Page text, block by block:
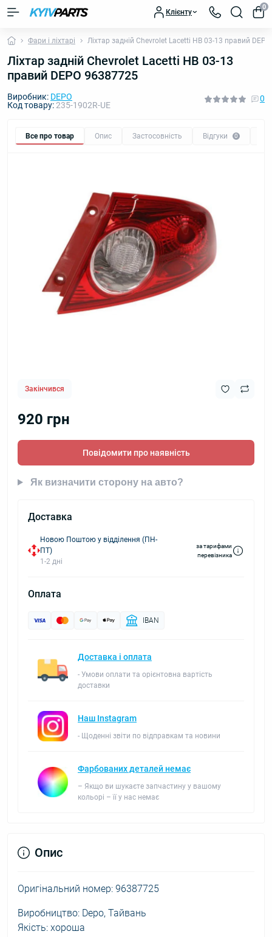
Клієнту
0
Фари і ліхтарі Ліхтар задній Chevrolet Lacetti HB 03-13 правий
Ліхтар задній Chevrolet Lacetti HB 03-13
правий DEPO 96387725
Виробник: DEPO
Код товару:235-1902R-UE
0
Все про товар Опис Застосовність Відгуки 0
Закінчився
920 грн
Повідомити про наявність
Як визначити сторону на авто?
Доставка
Новою Поштою у відділення (ПН-
ПТ)
1-2 дні
за тарифами
перевізника
Оплата
IBAN
Доставка і оплата
- Умови оплати та орієнтовна вартість
доставки
Наш Instagram
- Щоденні звіти по відправкам та новини
Фарбованих деталей немає
– Якщо ви шукаєте запчастину у вашому
кольорі – її у нас немає
Опис
Оригінальний номер: 96387725
Виробництво: Depo, Тайвань
Якість: хороша